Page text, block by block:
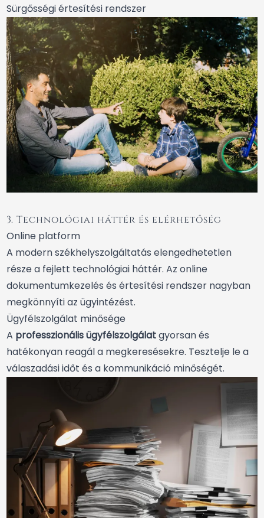
Sürgősségi értesítési rendszer
3. Technológiai háttér és elérhetőség
Online platform
A modern székhelyszolgáltatás elengedhetetlen
része a fejlett technológiai háttér. Az online
dokumentumkezelés és értesítési rendszer nagyban
megkönnyíti az ügyintézést.
Ügyfélszolgálat minősége
A professzionális ügyfélszolgálatgyorsan és
hatékonyan reagál a megkeresésekre. Tesztelje le a
válaszadási időt és a kommunikáció minőségét.